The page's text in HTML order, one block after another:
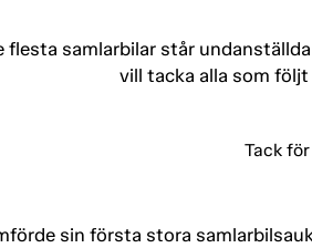
flesta samlarbilar står
vill tacka alla som
sin första stora